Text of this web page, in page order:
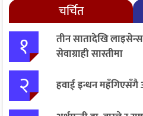
चर्चित
१
तीन सातादेखि
सेवाग्राही सास्तीमा
२ हवाई इन्धन महँगिएसँगै